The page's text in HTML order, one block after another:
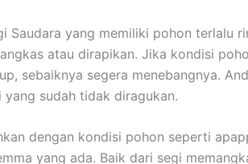
Saudara yang memiliki pohon terlalu
atau dirapikan. Jika kondisi
sebaiknya segera menebangnya.
yang sudah tidak diragukan.
dengan kondisi pohon seperti
yang ada. Baik dari segi